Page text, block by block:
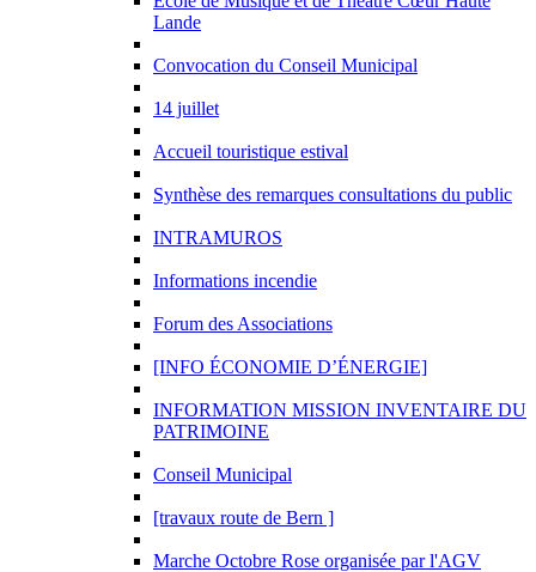
Lande
Convocation du Conseil Municipal
14 juillet
Accueil touristique estival
Synthèse des remarques consultations du public
INTRAMUROS
Informations incendie
Forum des Associations
[INFO ÉCONOMIE D’ÉNERGIE]
INFORMATION MISSION INVENTAIRE DU
PATRIMOINE
Conseil Municipal
[travaux route de Bern ]
Marche Octobre Rose organisée par l'AGV